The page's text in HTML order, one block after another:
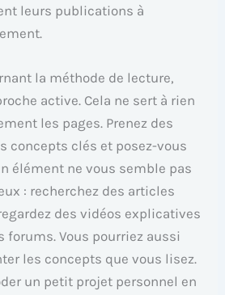
leurs publications à
la méthode de lecture,
active. Cela ne sert à rien
les pages. Prenez des
concepts clés et posez-vous
élément ne vous semble pas
: recherchez des articles
des vidéos explicatives
forums. Vous pourriez aussi
les concepts que vous lisez.
un petit projet personnel en